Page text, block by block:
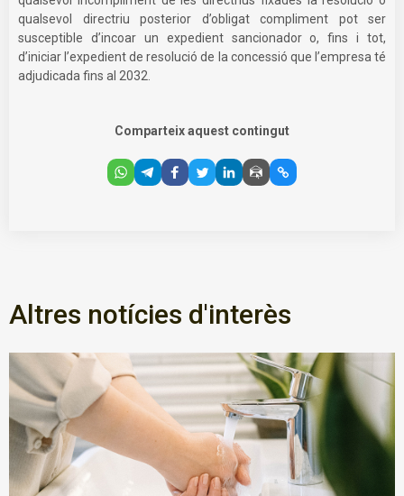
qualsevol directriu posterior d’obligat compliment pot ser
susceptible d’incoar un expedient sancionador o, fins i tot,
d’iniciar l’expedient de resolució de la concessió que l’empresa té
adjudicada fins al 2032.
Comparteix aquest contingut
Altres notícies d'interès